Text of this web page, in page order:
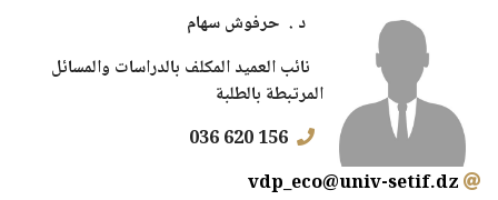
د . حرفوش سهام
نائب العميد المكلف بالدراسات والمسائل
المرتبطة بالطلبة
156 620 036
vdp_eco@univ-setif.dz